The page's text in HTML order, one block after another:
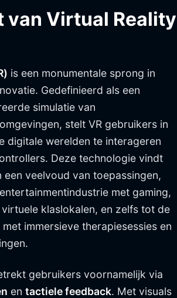
van Virtual Reality
is een monumentale sprong in
Gedefinieerd als een
simulatie van
stelt VR gebruikers in
digitale werelden te interageren
Deze technologie vindt
veelvoud van toepassingen,
met gaming,
klaslokalen, en zelfs tot de
immersieve therapiesessies en
gebruikers voornamelijk via
en tactiele feedback. Met visuals